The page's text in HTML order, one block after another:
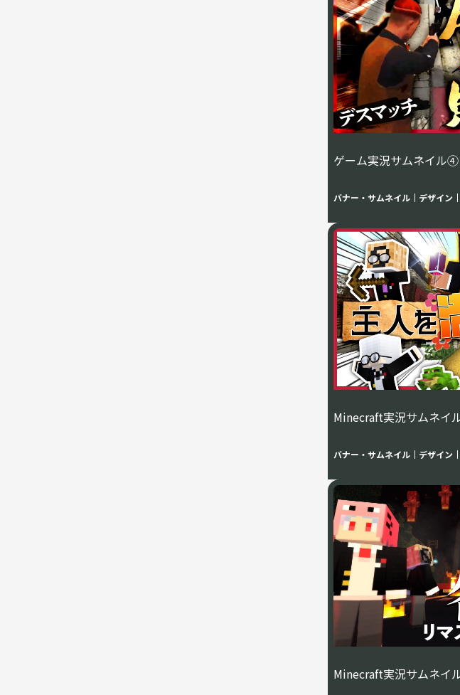
ゲーム実況サムネイル④
バナー・サムネイル デザイン
Minecraft実況サムネイ
バナー・サムネイル デザイン
Minecraft実況サムネイ